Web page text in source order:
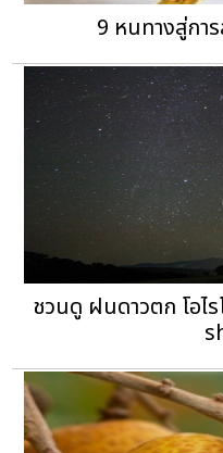
9 หนทางสู่กา
ชวนดู ฝนดาวตก โอ